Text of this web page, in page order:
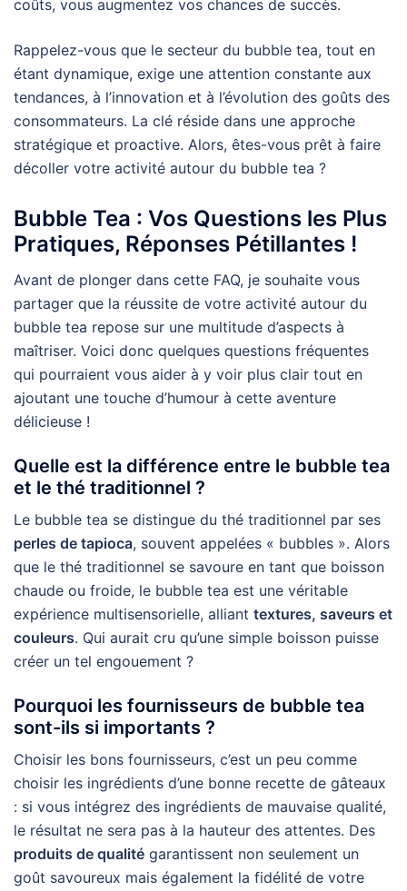
coûts, vous augmentez vos chances de succès.
Rappelez-vous que le secteur du bubble tea, tout en
étant dynamique, exige une attention constante aux
tendances, à l’innovation et à l’évolution des goûts des
consommateurs. La clé réside dans une approche
stratégique et proactive. Alors, êtes-vous prêt à faire
décoller votre activité autour du bubble tea ?
Bubble Tea : Vos Questions les Plus
Pratiques, Réponses Pétillantes !
Avant de plonger dans cette FAQ, je souhaite vous
partager que la réussite de votre activité autour du
bubble tea repose sur une multitude d’aspects à
maîtriser. Voici donc quelques questions fréquentes
qui pourraient vous aider à y voir plus clair tout en
ajoutant une touche d’humour à cette aventure
délicieuse !
Quelle est la différence entre le bubble tea
et le thé traditionnel ?
Le bubble tea se distingue du thé traditionnel par ses
perles de tapioca, souvent appelées « bubbles ». Alors
que le thé traditionnel se savoure en tant que boisson
chaude ou froide, le bubble tea est une véritable
expérience multisensorielle, alliant textures, saveurs et
couleurs. Qui aurait cru qu’une simple boisson puisse
créer un tel engouement ?
Pourquoi les fournisseurs de bubble tea
sont-ils si importants ?
Choisir les bons fournisseurs, c’est un peu comme
choisir les ingrédients d’une bonne recette de gâteaux
: si vous intégrez des ingrédients de mauvaise qualité,
le résultat ne sera pas à la hauteur des attentes. Des
produits de qualité garantissent non seulement un
goût savoureux mais également la fidélité de votre